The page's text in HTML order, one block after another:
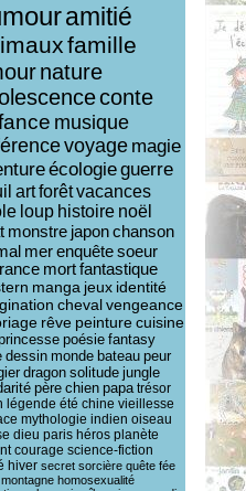
amitié
famille
nature
conte
musique
voyage magie
écologieguerre
artforêtvacances
loup histoire noël
monstre japonchanson
merenquêtesoeur
mortfantastique
manga jeux identité
chevalvengeance
rêve peinture cuisine
poésie fantasy
dessin monde bateau peur
dragon solitude jungle
père chien papa trésor
légende été chine vieillesse
mythologie indien oiseau
dieu paris héros planète
courage science-fiction
hiver secret sorcière quête fée
montagne homosexualité